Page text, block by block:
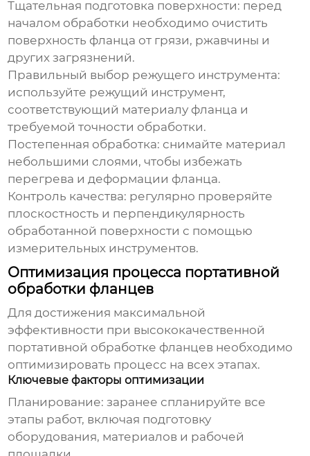
Тщательная подготовка поверхности: перед
началом обработки необходимо очистить
поверхность фланца от грязи, ржавчины и
других загрязнений.
Правильный выбор режущего инструмента:
используйте режущий инструмент,
соответствующий материалу фланца и
требуемой точности обработки.
Постепенная обработка: снимайте материал
небольшими слоями, чтобы избежать
перегрева и деформации фланца.
Контроль качества: регулярно проверяйте
плоскостность и перпендикулярность
обработанной поверхности с помощью
измерительных инструментов.
Оптимизация процесса портативной
обработки фланцев
Для достижения максимальной
эффективности при высококачественной
портативной обработке фланцев необходимо
оптимизировать процесс на всех этапах.
Ключевые факторы оптимизации
Планирование: заранее спланируйте все
этапы работ, включая подготовку
оборудования, материалов и рабочей